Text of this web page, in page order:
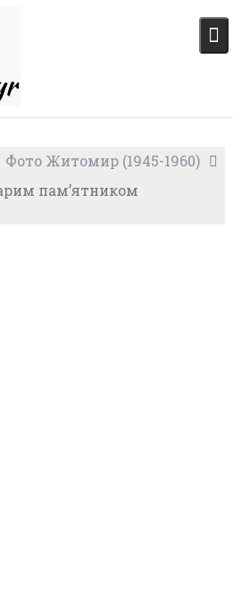
Фото Житомир (1945-1960)
пам’ятником